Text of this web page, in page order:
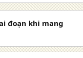
đoạn khi mang